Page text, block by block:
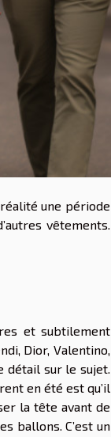
une période
vêtements.
et subtilement
Dior, Valentino,
détail sur le sujet.
en été est qu’il
la tête avant de
ballons. C’est un